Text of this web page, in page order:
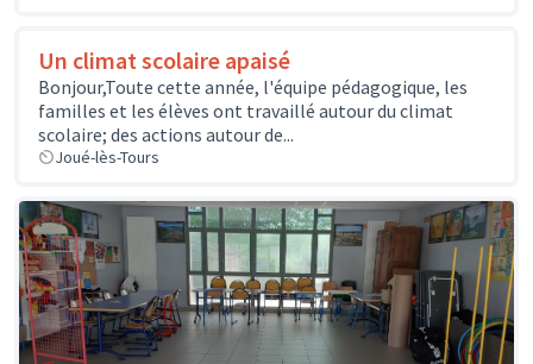
Un climat scolaire apaisé
Bonjour,Toute cette année, l'équipe pédagogique, les
familles et les élèves ont travaillé autour du climat
scolaire; des actions autour de...
Joué-lès-Tours